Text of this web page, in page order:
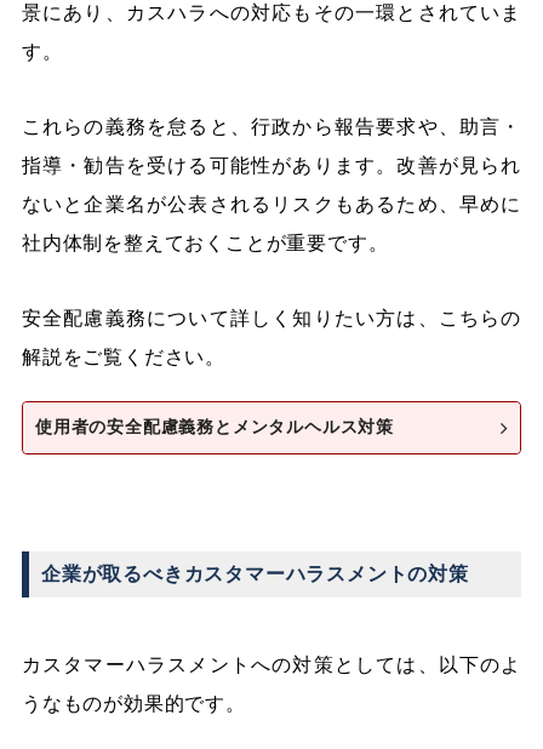
景にあり、カスハラへの対応もその一環とされていま
す。
これらの義務を怠ると、行政から報告要求や、助言・
指導・勧告を受ける可能性があります。改善が見られ
ないと企業名が公表されるリスクもあるため、早めに
社内体制を整えておくことが重要です。
安全配慮義務について詳しく知りたい方は、こちらの
解説をご覧ください。
使用者の安全配慮義務とメンタルヘルス対策
企業が取るべきカスタマーハラスメントの対策
カスタマーハラスメントへの対策としては、以下のよ
うなものが効果的です。